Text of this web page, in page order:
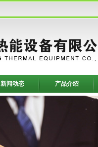
新闻动态 产品介绍